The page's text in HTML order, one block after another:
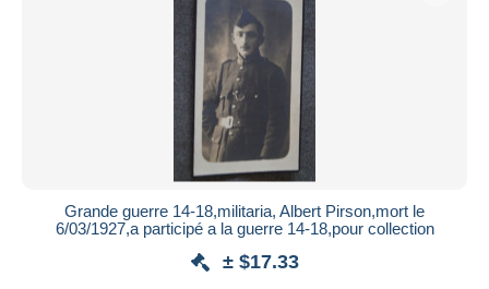
Grande guerre 14-18,militaria, Albert Pirson,mort le
6/03/1927,a participé a la guerre 14-18,pour collection
± $17.33